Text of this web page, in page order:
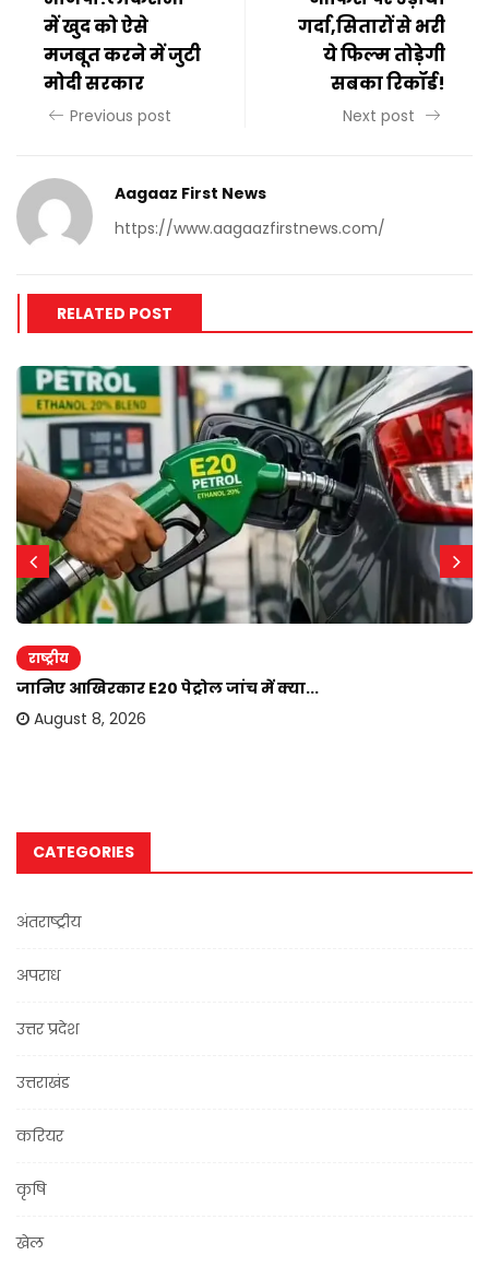
में खुद को ऐसे
मजबूत करने में जुटी
मोदी सरकार
Previous post
गर्दा,सितारों से भरी
ये फिल्म तोड़ेगी
सबका रिकॉर्ड!
Next post
Aagaaz First News
https://www.aagaazfirstnews.com/
RELATED POST
राष्ट्रीय
जानिए आखिरकार E20 पेट्रोल जांच में क्या...
August 8, 2026
CATEGORIES
अंतराष्ट्रीय
अपराध
उत्तर प्रदेश
उत्तराखंड
करियर
कृषि
खेल